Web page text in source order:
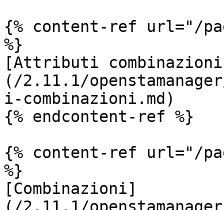
{% content-ref url="/
%}
[Attributi
(/2.11.1/
i-combinazioni.md)
{% endcontent-ref %}
{% content-ref url="/
%}
[Combinazioni]